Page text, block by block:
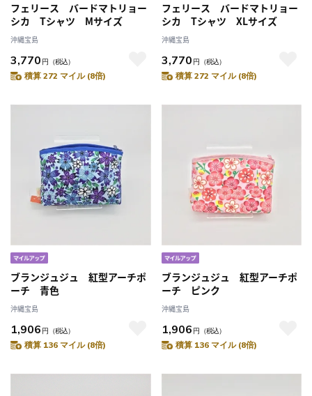
フェリース バードマトリョー
シカ Tシャツ Mサイズ
沖縄宝島
3,770 円 （税込）
積算 272 マイル (8倍)
フェリース バードマトリョー
シカ Tシャツ XLサイズ
沖縄宝島
3,770 円 （税込）
積算 272 マイル (8倍)
ブランジュジュ 紅型アーチポ
ーチ 青色
沖縄宝島
1,906 円 （税込）
積算 136 マイル (8倍)
ブランジュジュ 紅型アーチポ
ーチ ピンク
沖縄宝島
1,906 円 （税込）
積算 136 マイル (8倍)